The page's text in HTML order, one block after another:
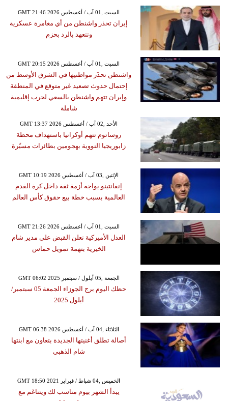
GMT 21:46 2026 السبت ,01 آب / أغسطس
إيران تحذر واشنطن من أي مغامرة عسكرية
وتتعهد بالرد بحزم
GMT 20:15 2026 السبت ,01 آب / أغسطس
واشنطن تحذَر مواطنيها في الشرق الأوسط من
إحتمال حدوث تصعيد غير متوقع في المنطقة
وإيران تتهم واشنطن بالسعي لحرب إقليمية
شاملة
GMT 13:37 2026 الأحد ,02 آب / أغسطس
روساتوم تتهم أوكرانيا باستهداف محطة
زابوريجيا النووية بهجومين بطائرات مسيّرة
GMT 10:19 2026 الإثنين ,03 آب / أغسطس
إنفانتينو يواجه أزمة ثقة داخل كرة القدم
العالمية بسبب خطة بيع حقوق كأس العالم
GMT 21:26 2026 السبت ,01 آب / أغسطس
العدل الأميركية تعلن القبض على مدير شام
الخيرية بتهمة تمويل حماس
GMT 06:02 2025 الجمعة ,05 أيلول / سبتمبر
حظك اليوم برج الجوزاء الجمعة 05 سبتمبر/
أيلول 2025
GMT 06:38 2026 الثلاثاء ,04 آب / أغسطس
أصالة تطلق أغنيتها الجديدة بتعاون مع ابنتها
شام الذهبي
GMT 18:50 2021 الخميس ,04 شباط / فبراير
يبدأ الشهر بيوم مناسب لك ويتناغم مع